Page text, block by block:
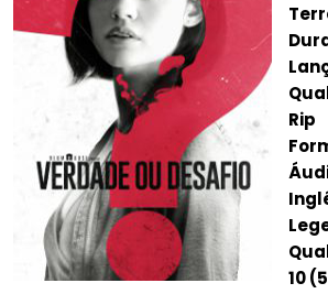
Rip
10